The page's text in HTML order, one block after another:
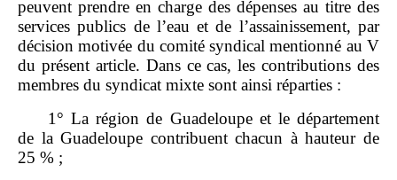
peuvent prendre en charge des dépenses au titre des
services publics de l’eau et de l’assainissement, par
décision motivée du comité syndical mentionné au V
du présent article. Dans ce cas, les contributions des
membres du syndicat mixte sont ainsi réparties :
1° La région de Guadeloupe et le département
de la Guadeloupe contribuent chacun à hauteur de
25 % ;